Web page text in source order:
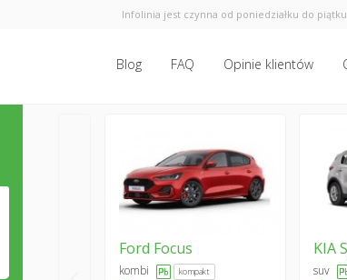
Infolinia jest czynna od poniedziałku do
Blog FAQ Opinie klientów
Ford Focus
kombi kompakt
KIA
suv